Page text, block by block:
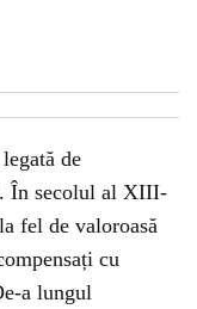
de
În secolul al XIII-
fel de valoroasă
cu
a lungul